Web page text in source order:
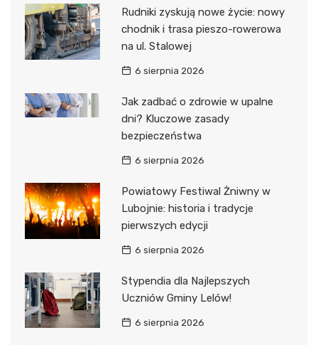
Rudniki zyskują nowe życie: nowy
chodnik i trasa pieszo-rowerowa
na ul. Stalowej
6 sierpnia 2026
Jak zadbać o zdrowie w upalne
dni? Kluczowe zasady
bezpieczeństwa
6 sierpnia 2026
Powiatowy Festiwal Żniwny w
Lubojnie: historia i tradycje
pierwszych edycji
6 sierpnia 2026
Stypendia dla Najlepszych
Uczniów Gminy Lelów!
6 sierpnia 2026